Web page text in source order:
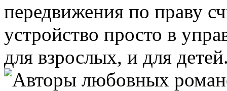
передвижения по праву
устройство просто в
для взрослых, и для